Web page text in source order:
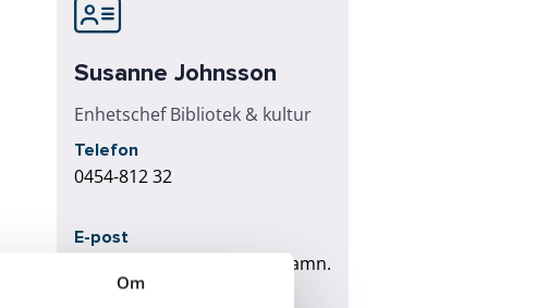
Om
Susanne Johnsson
Enhetschef Bibliotek & kultur
Telefon
0454-812 32
E-post
susanne.johnsson@karlshamn.